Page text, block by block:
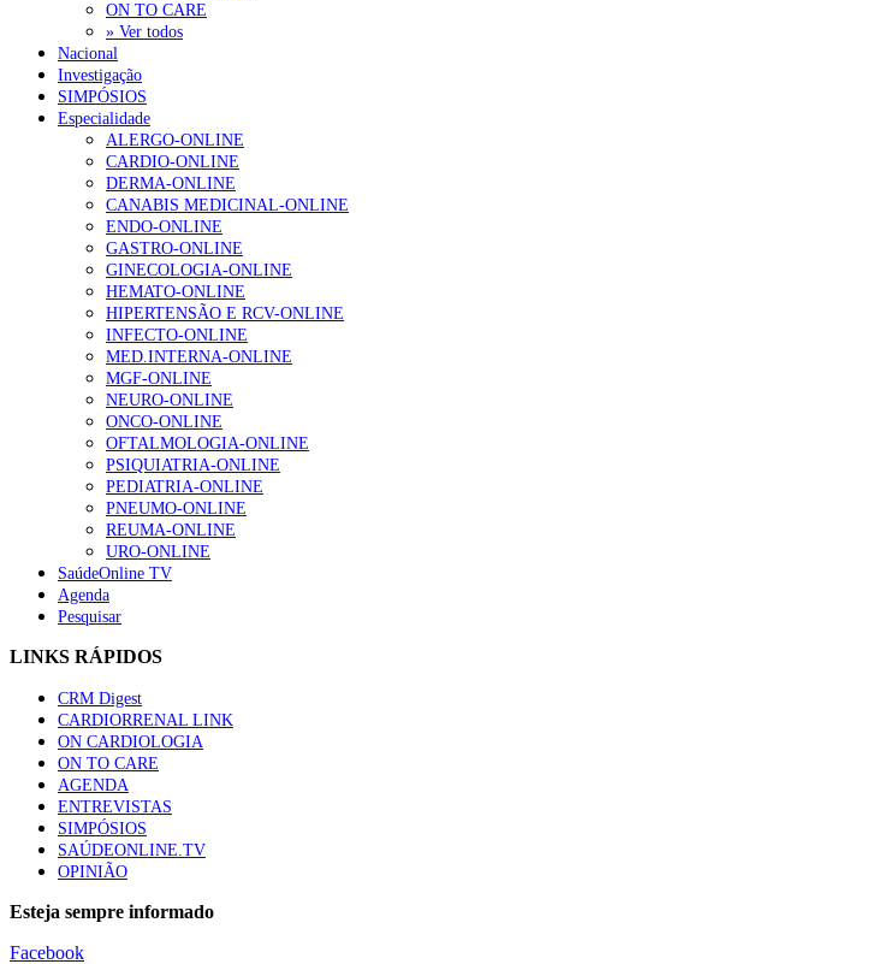
ON TO CARE
» Ver todos
Nacional
Investigação
SIMPÓSIOS
Especialidade
ALERGO-ONLINE
CARDIO-ONLINE
DERMA-ONLINE
CANABIS MEDICINAL-ONLINE
ENDO-ONLINE
GASTRO-ONLINE
GINECOLOGIA-ONLINE
HEMATO-ONLINE
HIPERTENSÃO E RCV-ONLINE
INFECTO-ONLINE
MED.INTERNA-ONLINE
MGF-ONLINE
NEURO-ONLINE
ONCO-ONLINE
OFTALMOLOGIA-ONLINE
PSIQUIATRIA-ONLINE
PEDIATRIA-ONLINE
PNEUMO-ONLINE
REUMA-ONLINE
URO-ONLINE
SaúdeOnline TV
Agenda
Pesquisar
LINKS RÁPIDOS
CRM Digest
CARDIORRENAL LINK
ON CARDIOLOGIA
ON TO CARE
AGENDA
ENTREVISTAS
SIMPÓSIOS
SAÚDEONLINE.TV
OPINIÃO
Esteja sempre informado
Facebook